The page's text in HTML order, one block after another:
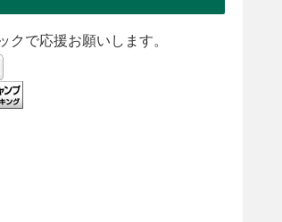
クで応援お願いします。